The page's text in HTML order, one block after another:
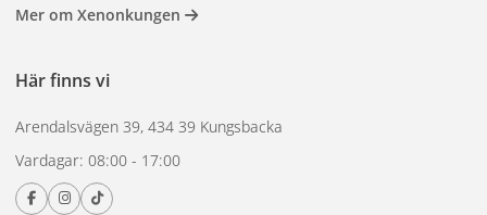
Mer om Xenonkungen
Här finns vi
Arendalsvägen 39, 434 39 Kungsbacka
Vardagar: 08:00 - 17:00